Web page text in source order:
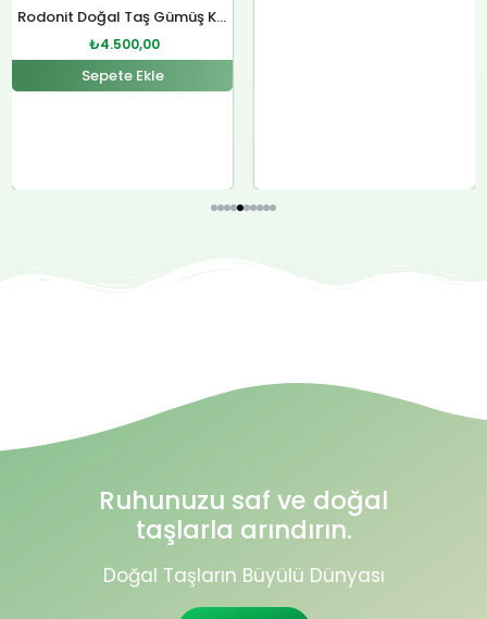
Rodonit Doğal Taş Gümüş Kolye
₺4.500,00
Sepete Ekle
Ruhunuzu saf ve doğal
taşlarla arındırın.
Doğal Taşların Büyülü Dünyası